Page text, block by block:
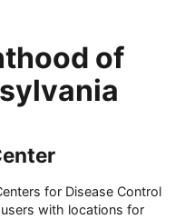
of
for Disease Control
with locations for